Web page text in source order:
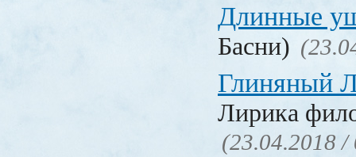
Длинные
Басни)
Глиняный
Лирика
(23.04.2018 /